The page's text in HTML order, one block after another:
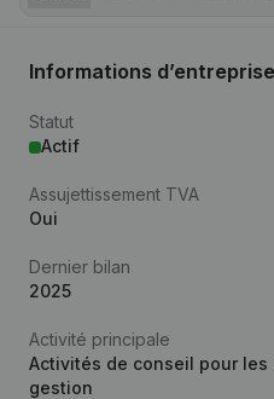
Informations d’entreprise
Statut
Actif
Assujettissement TVA
Oui
Dernier bilan
2025
Activité principale
Activités de conseil pour
gestion